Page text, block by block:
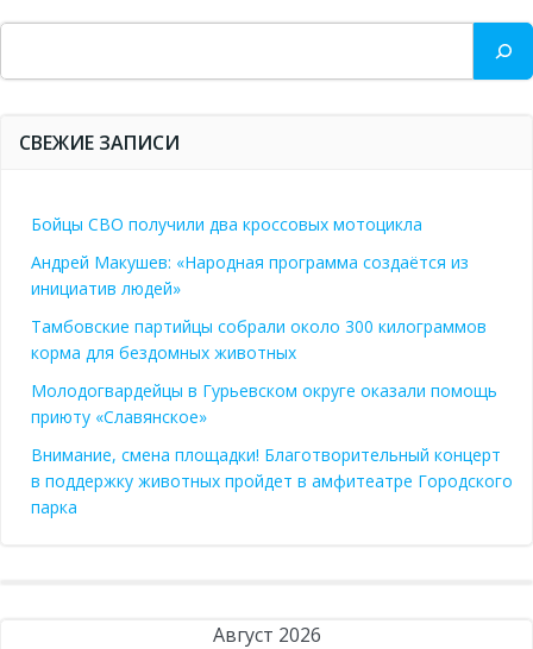
Поиск
СВЕЖИЕ ЗАПИСИ
Бойцы СВО получили два кроссовых мотоцикла
Андрей Макушев: «Народная программа создаётся из
инициатив людей»
Тамбовские партийцы собрали около 300 килограммов
корма для бездомных животных
Молодогвардейцы в Гурьевском округе оказали помощь
приюту «Славянское»
Внимание, смена площадки! Благотворительный концерт
в поддержку животных пройдет в амфитеатре Городского
парка
Август 2026